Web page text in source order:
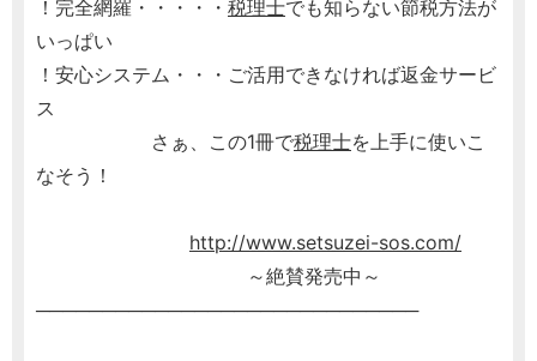
！完全網羅・・・・・ 税理士でも知らない節税方法が
いっぱい
！安心システム・・・ご活用できなければ返金サービ
ス
さぁ、この1冊で税理士を上手に使いこ
なそう！
http://www.setsuzei-sos.com/
～絶賛発売中～
─────────────────────────────